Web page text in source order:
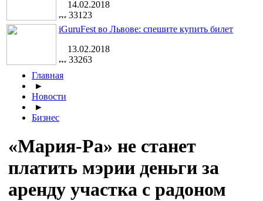
14.02.2018
33123
iGuruFest во Львове: спешите купить билет
13.02.2018
33263
Главная
►
Новости
►
Бизнес
«Мария-Ра» не станет
платить мэрии деньги за
аренду участка с радоном